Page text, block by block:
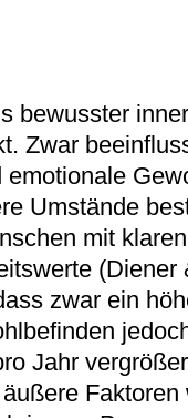
bewusster
Zwar
Umstände
mit
zwar ein
Jahr